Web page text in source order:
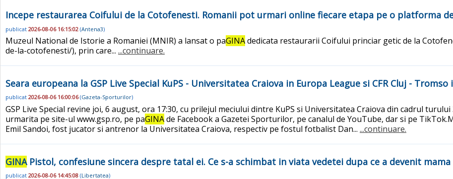
Incepe restaurarea Coifului de la Cotofenesti. Romanii pot urmari online fiecare etapa pe o platforma
publicat 2026-08-06 16:15:02 (Antena3)
Muzeul National de Istorie a Romaniei (MNIR) a lansat o paGINAdedicata restaurarii Coifului princiar getic de la
de-la-cotofenesti/), prin care... ...continuare.
Seara europeana la GSP Live Special KuPS - Universitatea Craiova in Europa League si CFR Cluj -
publicat 2026-08-06 16:00:06(Gazeta-Sporturilor)
GSP Live Special revine joi, 6 august, ora 17:30, cu prilejul meciului dintre KuPS si Universitatea Craiova din cadrul
urmarita pe site-ul www.gsp.ro, pe paGINAde Facebook a Gazetei Sporturilor, pe canalul de YouTube, dar si pe
Emil Sandoi, fost jucator si antrenor la Universitatea Craiova, respectiv pe fostul fotbalist Dan... ...continuare.
GINAPistol, confesiune sincera despre tatal ei. Ce s-a schimbat in viata vedetei dupa ce a devenit mama
publicat 2026-08-06 14:45:08 (Libertatea)